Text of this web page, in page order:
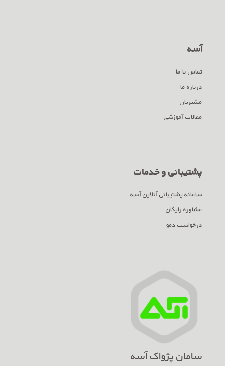
آسه
تماس با ما
درباره ما
مشتریان
مقالات آموزشی
پشتیبانی و خدمات
سامانه پشتیبانی آنلاین آسه
مشاوره رایگان
درخواست دمو
سامان پژواک آسه